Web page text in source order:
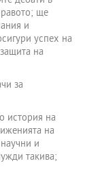
ще
и
успех на
на
за
история на
на
и
такива;